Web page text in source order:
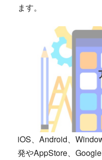
ます。
iOS、Android、
発やAppStore、